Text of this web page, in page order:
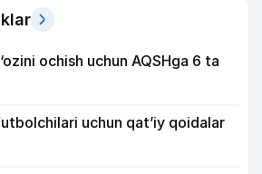
ochish uchun AQSHga 6 ta
uchun qat’iy qoidalar